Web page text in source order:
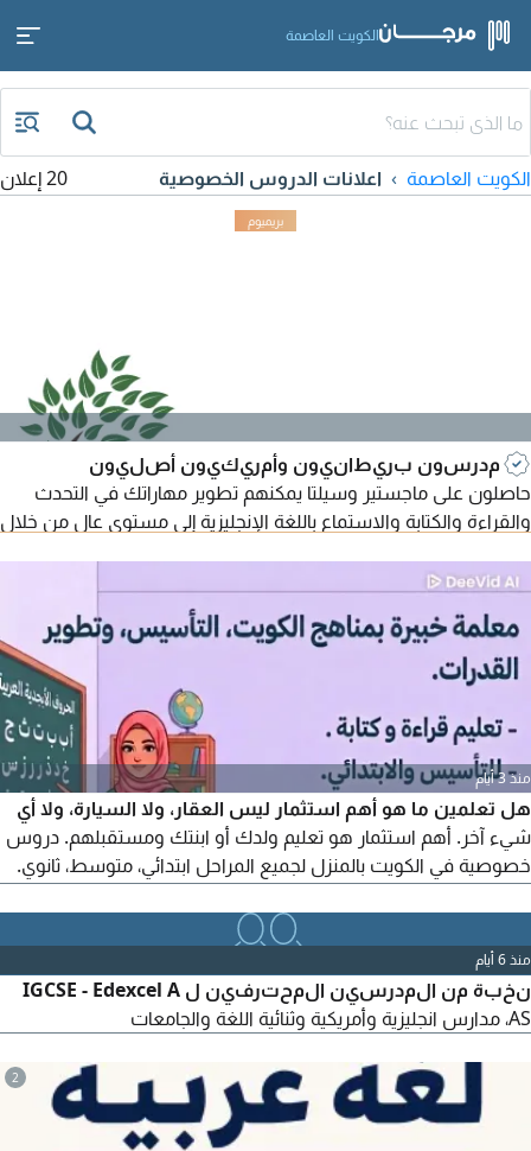
الكويت العاصمة
الكويت العاصمة اعلانات الدروس الخصوصية 20 إعلان
مدرسون بريطانيون وأمريكيون أصليون
حاصلون على ماجستير وسيلتا يمكنهم تطوير مهاراتك في التحدث
والقراءة والكتابة والاستماع باللغة الإنجليزية إلى مستوى عالٍ من خلال
15 عامًا من تدريس جميع المواد وفقًا للمناهج البريطانية والأمريكية.
النتائج والخصوصية مضمونة لجميع الأعمار.
منذ 3 أيام
هل تعلمين ما هو أهم استثمار ليس العقار، ولا السيارة، ولا أي
شيء آخر. أهم استثمار هو تعليم ولدك أو ابنتك ومستقبلهم. دروس
خصوصية في الكويت بالمنزل لجميع المراحل ابتدائي، متوسط، ثانوي.
يثبت المعلومة في ذهن الطفل من أول مرة. متابعة يومية شخصية
نتابع تقدم طفلك خطوة بخطوة. مراجعات واختبارات تدريبية لتجهيزه
للامتحانات بثقة
منذ 6 أيام
نخبة من المدرسين المحترفين ل IGCSE - Edexcel A
AS، مدارس انجليزية وأمريكية وثنائية اللغة والجامعات
2